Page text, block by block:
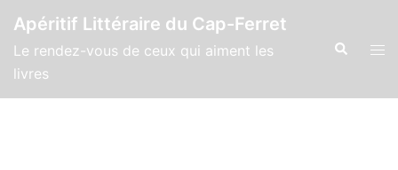
Apéritif Littéraire du Cap-Ferret
Le rendez-vous de ceux qui aiment les
livres